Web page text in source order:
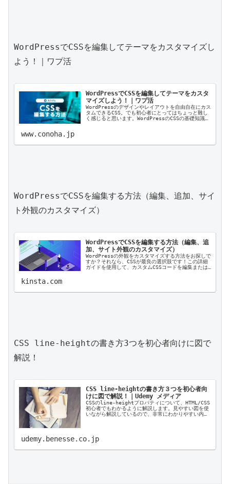
WordPressでCSSを編集してテーマをカスタマイズし
よう！｜ワプ活
WordPressでCSSを編集してテーマをカスタ
マイズしよう！｜ワプ活
WordPressのデザインやレイアウトを自由自在にカス
タムできるCSS。でも初心者にとってはちょっと難し
く感じると思います。WordPressのCSSの基礎知識か
www.conoha.jp
WordPressでCSSを編集する方法（編集、追加、サイ
ト外観のカスタマイズ）
WordPressでCSSを編集する方法（編集、追
加、サイト外観のカスタマイズ）
WordPressの外観をカスタマイズする方法をお探しで
すか？それなら、CSSが最良の選択肢です！この詳細
ガイドを使用して、カスタムCSSコードを編集または
kinsta.com
CSS line-heightの書き方3つを初心者向けに図で
解説！
CSS line-heightの書き方３つを初心者向
けに図で解説！｜Udemy メディア
CSSのline-heightプロパティについて、HTML/CSS
初心者でもわかるように解説します。見やすい図を使
いながら解説しているので、非常にわかりやすい内容
udemy.benesse.co.jp